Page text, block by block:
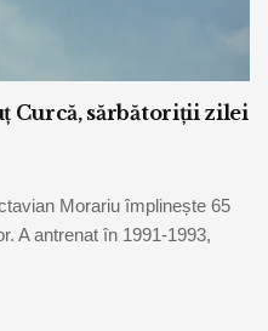
Curcă, sărbătoriții zilei
Morariu împlinește 65
A antrenat în 1991-1993,